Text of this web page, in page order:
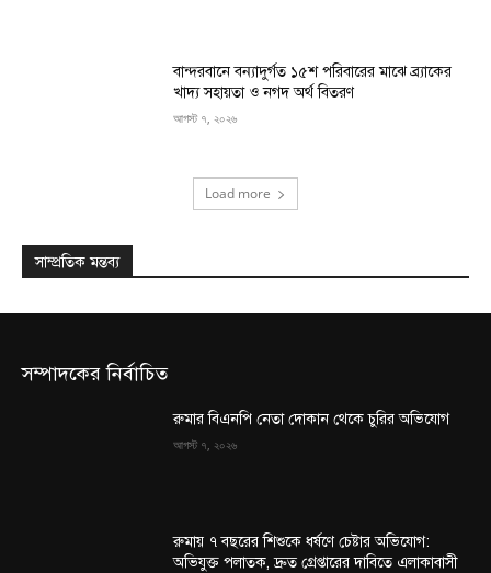
বান্দরবানে বন্যাদুর্গত ১৫শ পরিবারের মাঝে ব্র্যাকের
খাদ্য সহায়তা ও নগদ অর্থ বিতরণ
আগস্ট ৭, ২০২৬
Load more
সাম্প্রতিক মন্তব্য
সম্পাদকের নির্বাচিত
রুমার বিএনপি নেতা দোকান থেকে চুরির অভিযোগ
আগস্ট ৭, ২০২৬
রুমায় ৭ বছরের শিশুকে ধর্ষণে চেষ্টার অভিযোগ:
অভিযুক্ত পলাতক, দ্রুত গ্রেপ্তারের দাবিতে এলাকাবাসী